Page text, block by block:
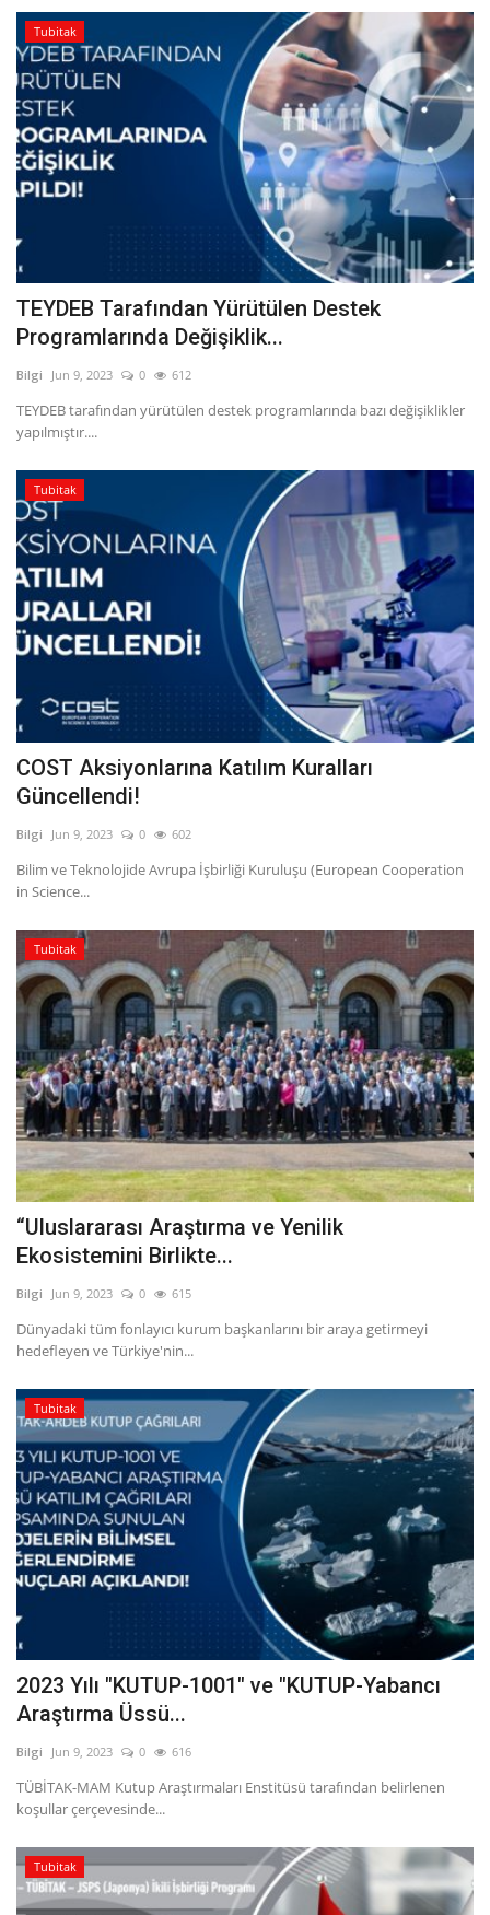
Tubitak
TEYDEB Tarafından Yürütülen Destek
Programlarında Değişiklik...
Bilgi Jun 9, 2023 0 612
TEYDEB tarafından yürütülen destek programlarında bazı değişiklikler
yapılmıştır....
Tubitak
COST Aksiyonlarına Katılım Kuralları
Güncellendi!
Bilgi Jun 9, 2023 0 602
Bilim ve Teknolojide Avrupa İşbirliği Kuruluşu (European Cooperation
in Science...
Tubitak
“Uluslararası Araştırma ve Yenilik
Ekosistemini Birlikte...
Bilgi Jun 9, 2023 0 615
Dünyadaki tüm fonlayıcı kurum başkanlarını bir araya getirmeyi
hedefleyen ve Türkiye'nin...
Tubitak
2023 Yılı "KUTUP-1001" ve "KUTUP-Yabancı
Araştırma Üssü...
Bilgi Jun 9, 2023 0 616
TÜBİTAK-MAM Kutup Araştırmaları Enstitüsü tarafından belirlenen
koşullar çerçevesinde...
Tubitak